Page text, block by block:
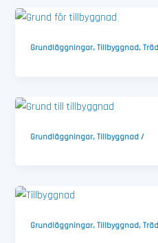
Grundläggningar,Tillbyggnad,
Grundläggningar,Tillbyggnad /
Grundläggningar,Tillbyggnad,